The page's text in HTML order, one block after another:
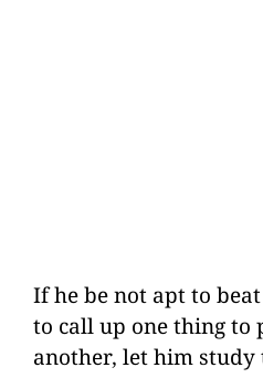
If he be not apt to
to call up one thing
another, let him study